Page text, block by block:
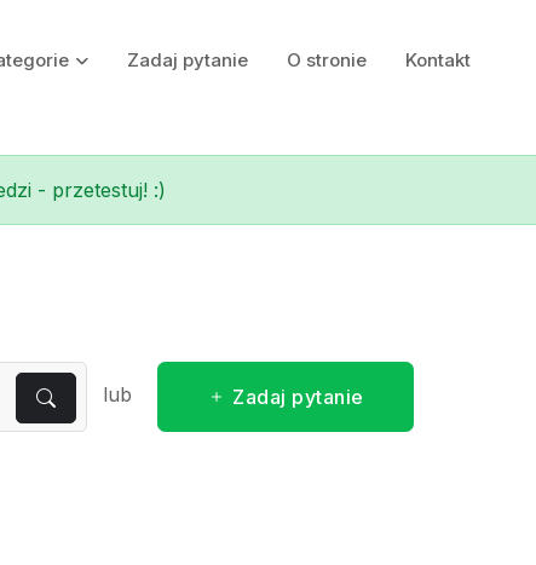
Zadaj pytanie O stronie Kontakt
- przetestuj! :)
lub Zadaj pytanie